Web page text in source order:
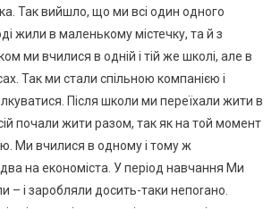
Так вийшло, що ми всі один одного
жили в маленькому містечку, та й з
ми вчилися в одній і тій же школі, але в
Так ми стали спільною компанією і
Після школи ми переїхали жити в
почали жити разом, так як на той момент
Ми вчилися в одному і тому ж
на економіста. У період навчання Ми
– і заробляли досить-таки непоrано.